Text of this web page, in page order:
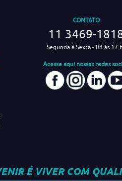
CONTATO
11 3469-
Segunda à Sexta - 08 às 17
Acesse aqui nossas redes
É VIVER COM